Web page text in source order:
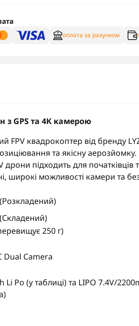
оплата за рахунком
з GPS та 4К камерою
FPV квадрокоптер від бренду
та якісну
дрони підходить для початківців
широкі можливості камери та
250 г)
Dual Camera
Li Po (у таблиці) та LIPO 7.4V/